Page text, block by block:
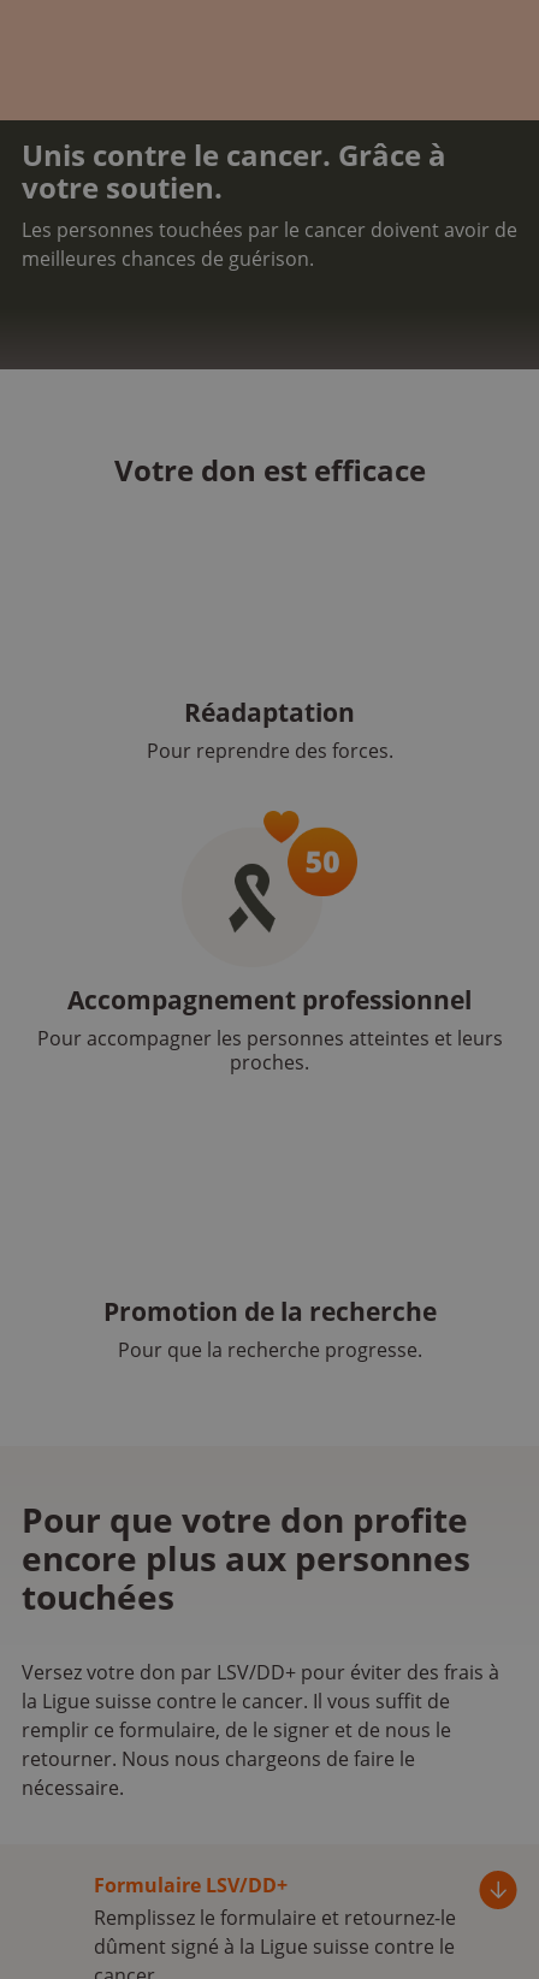
Unis contre le cancer. Grâce à
votre soutien.
Les personnes touchées par le cancer doivent avoir de
meilleures chances de guérison.
Votre don est efficace
Réadaptation
Pour reprendre des forces.
Accompagnement professionnel
Pour accompagner les personnes atteintes et leurs
proches.
Promotion de la recherche
Pour que la recherche progresse.
Pour que votre don profite
encore plus aux personnes
touchées
Versez votre don par LSV/DD+ pour éviter des frais à
la Ligue suisse contre le cancer. Il vous suffit de
remplir ce formulaire, de le signer et de nous le
retourner. Nous nous chargeons de faire le
nécessaire.
Formulaire LSV/DD+
Remplissez le formulaire et retournez-le
dûment signé à la Ligue suisse contre le